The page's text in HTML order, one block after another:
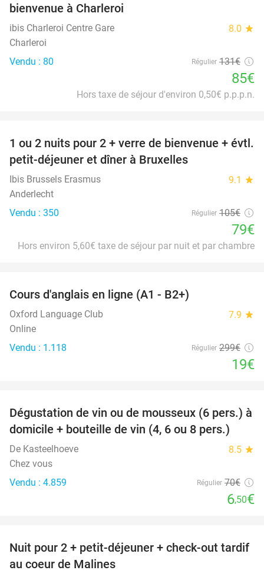
bienvenue à Charleroi
ibis Charleroi Centre Gare 8.0 star
Charleroi
Vendu : 80
Régulier 131€
85€
Hors taxe de séjour d'environ 0,50€ p.p.p.n.
25%
1 ou 2 nuits pour 2 + verre de bienvenue + évtl.
petit-déjeuner et dîner à Bruxelles
Ibis Brussels Erasmus 9.1 star
Anderlecht
Vendu : 350
Régulier 105€
79€
Hors environ 5,60€ taxe de séjour par nuit et par chambre
Cours d'anglais en ligne (A1 - B2+)
Oxford Language Club 7.9 star
Online
Vendu : 1.118
Régulier 299€
19€
91%
Dégustation de vin ou de mousseux (6 pers.) à
domicile + bouteille de vin (4, 6 ou 8 pers.)
De Kasteelhoeve 8.5 star
Chez vous
Vendu : 4.859
Régulier 70€
6,50€
30%
Nuit pour 2 + petit-déjeuner + check-out tardif
au coeur de Malines